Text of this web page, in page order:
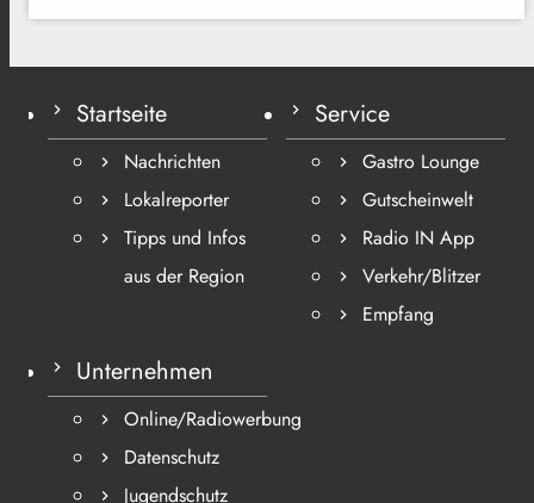
Startseite
Nachrichten
Lokalreporter
Tipps und Infos
aus der Region
Service
Gastro Lounge
Gutscheinwelt
Radio IN App
Verkehr/Blitzer
Empfang
Unternehmen
Online/Radiowerbung
Datenschutz
Jugendschutz